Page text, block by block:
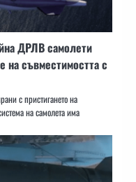
ДРЛВ самолети
на съвместимостта с
с пристигането на
на самолета има